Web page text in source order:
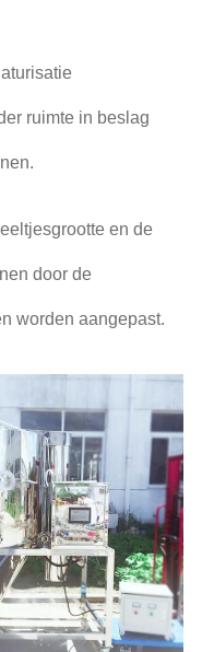
ruimte in beslag
en de
door de
worden aangepast.